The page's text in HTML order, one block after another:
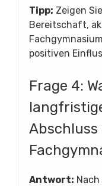
Tipp: Zeigen
Bereitschaft,
positiven
Frage 4:
Abschluss
Antwort: